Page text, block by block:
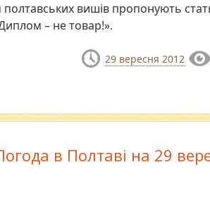
вишів пропонують
– не товар!».
29 вересня 2012
в Полтаві на 29